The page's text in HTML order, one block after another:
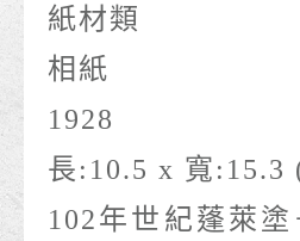
紙材類
相紙
1928
長:10.5 x 寬:15.3
102年世紀蓬萊